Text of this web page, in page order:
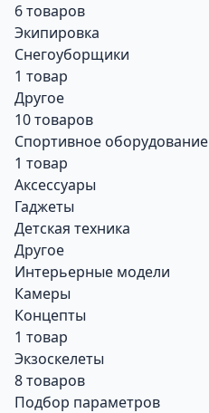
6 товаров
Экипировка
Снегоуборщики
1 товар
Другое
10 товаров
Спортивное оборудование
1 товар
Аксессуары
Гаджеты
Детская техника
Другое
Интерьерные модели
Камеры
Концепты
1 товар
Экзоскелеты
8 товаров
Подбор параметров